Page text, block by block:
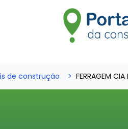
de construção FERRAGEM CIA